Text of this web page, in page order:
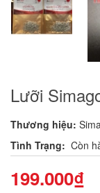
Lưỡi
Thương hiệu:
Tình Trạng: Còn
199.000₫